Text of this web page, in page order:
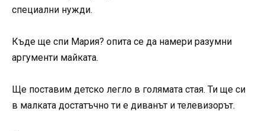
специални нужди.
Къде ще спи Мария? опита се да намери разумни
аргументи майката.
Ще поставим детско легло в голямата стая. Ти ще си
в малката достатъчно ти е диванът и телевизорът.